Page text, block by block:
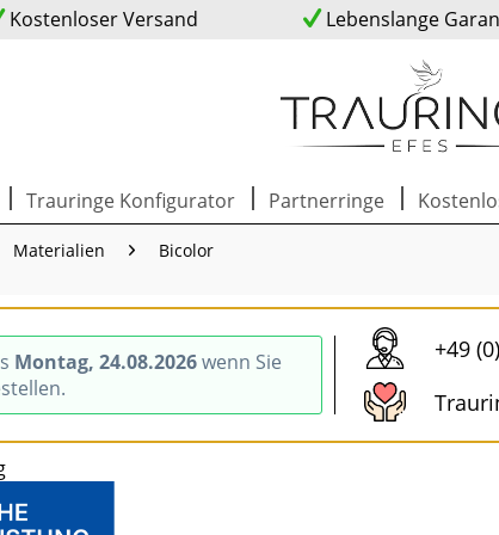
Kostenloser Versand Lebenslange
Trauringe Konfigurator Partnerringe
Materialien Bicolor
Montag, 24.08.2026wenn Sie
+49